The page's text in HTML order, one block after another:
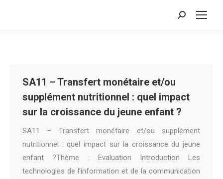
Search:
SA11 – Transfert monétaire et/ou
supplément nutritionnel : quel impact
sur la croissance du jeune enfant ?
SA11 – Transfert monétaire et/ou supplément
nutritionnel : quel impact sur la croissance du jeune
enfant ?Thème : Evaluation Introduction Les
technologies de l’information et de la communication